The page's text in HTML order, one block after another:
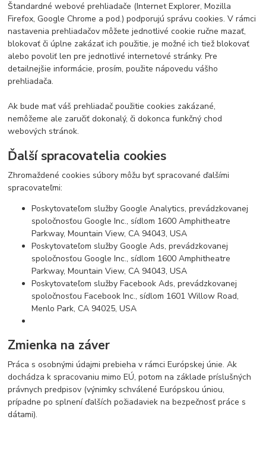
Štandardné webové prehliadače (Internet Explorer, Mozilla
Firefox, Google Chrome a pod.) podporujú správu cookies. V rámci
nastavenia prehliadačov môžete jednotlivé cookie ručne mazať,
blokovať či úplne zakázať ich použitie, je možné ich tiež blokovať
alebo povoliť len pre jednotlivé internetové stránky. Pre
detailnejšie informácie, prosím, použite nápovedu vášho
prehliadača.
Ak bude mať váš prehliadač použitie cookies zakázané,
nemôžeme ale zaručiť dokonalý, či dokonca funkčný chod
webových stránok.
Ďalší spracovatelia cookies
Zhromaždené cookies súbory môžu byť spracované ďalšími
spracovateľmi:
Poskytovateľom služby Google Analytics, prevádzkovanej
spoločnosťou Google Inc., sídlom 1600 Amphitheatre
Parkway, Mountain View, CA 94043, USA
Poskytovateľom služby Google Ads, prevádzkovanej
spoločnosťou Google Inc., sídlom 1600 Amphitheatre
Parkway, Mountain View, CA 94043, USA
Poskytovateľom služby Facebook Ads, prevádzkovanej
spoločnosťou Facebook Inc., sídlom 1601 Willow Road,
Menlo Park, CA 94025, USA
Zmienka na záver
Práca s osobnými údajmi prebieha v rámci Európskej únie. Ak
dochádza k spracovaniu mimo EÚ, potom na základe príslušných
právnych predpisov (výnimky schválené Európskou úniou,
prípadne po splnení ďalších požiadaviek na bezpečnosť práce s
dátami).